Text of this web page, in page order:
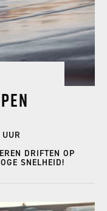
DRIFTEN OP
SNELHEID!